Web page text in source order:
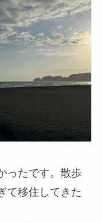
ったです。散歩
て移住してきた